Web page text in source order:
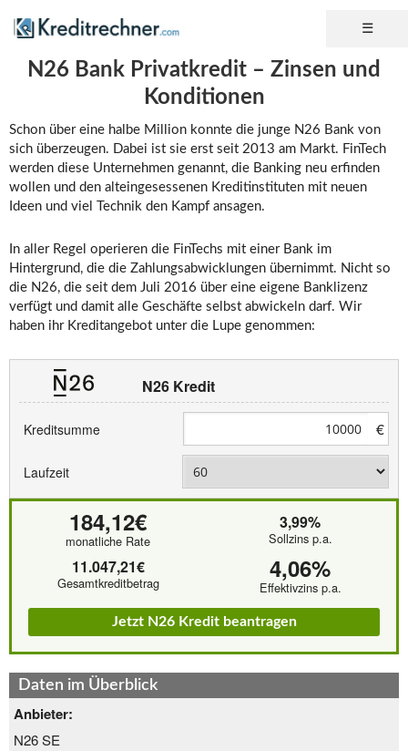
N26 Bank Privatkredit – Zinsen und
Konditionen
Schon über eine halbe Million konnte die junge N26 Bank von
sich überzeugen. Dabei ist sie erst seit 2013 am Markt. FinTech
werden diese Unternehmen genannt, die Banking neu erfinden
wollen und den alteingesessenen Kreditinstituten mit neuen
Ideen und viel Technik den Kampf ansagen.
In aller Regel operieren die FinTechs mit einer Bank im
Hintergrund, die die Zahlungsabwicklungen übernimmt. Nicht so
die N26, die seit dem Juli 2016 über eine eigene Banklizenz
verfügt und damit alle Geschäfte selbst abwickeln darf. Wir
haben ihr Kreditangebot unter die Lupe genommen:
N26 Kredit
Kreditsumme €
Laufzeit
184,12€
monatliche Rate
3,99%
Sollzins p.a.
4,06%
Effektivzins p.a.
11.047,21€
Gesamtkreditbetrag
Jetzt N26 Kredit beantragen
Daten im Überblick
Anbieter:
N26 SE